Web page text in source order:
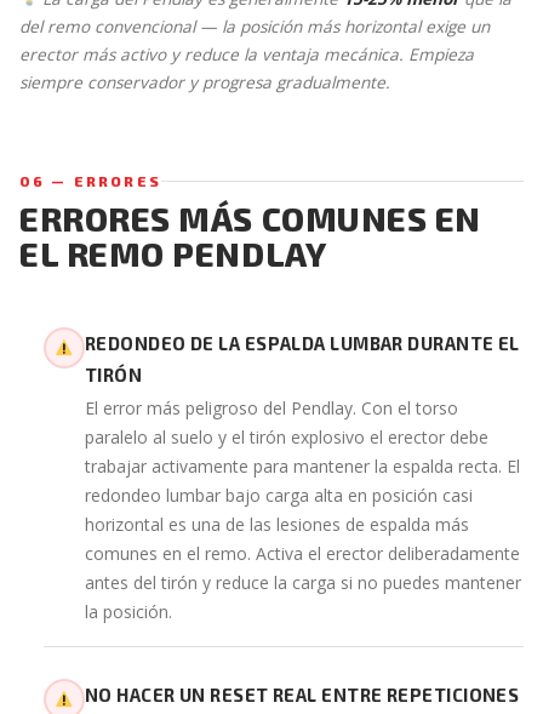
del remo convencional — la posición más horizontal exige un
erector más activo y reduce la ventaja mecánica. Empieza
siempre conservador y progresa gradualmente.
06 — ERRORES
ERRORES MÁS COMUNES EN
EL REMO PENDLAY
REDONDEO DE LA ESPALDA LUMBAR DURANTE EL
TIRÓN
El error más peligroso del Pendlay. Con el torso
paralelo al suelo y el tirón explosivo el erector debe
trabajar activamente para mantener la espalda recta. El
redondeo lumbar bajo carga alta en posición casi
horizontal es una de las lesiones de espalda más
comunes en el remo. Activa el erector deliberadamente
antes del tirón y reduce la carga si no puedes mantener
la posición.
NO HACER UN RESET REAL ENTRE REPETICIONES